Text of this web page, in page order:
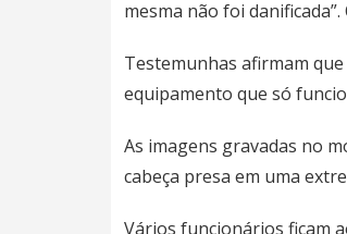
mesma não foi
Testemunhas afirmam
equipamento que só
As imagens gravadas no
cabeça presa em uma
Vários funcionários ficam